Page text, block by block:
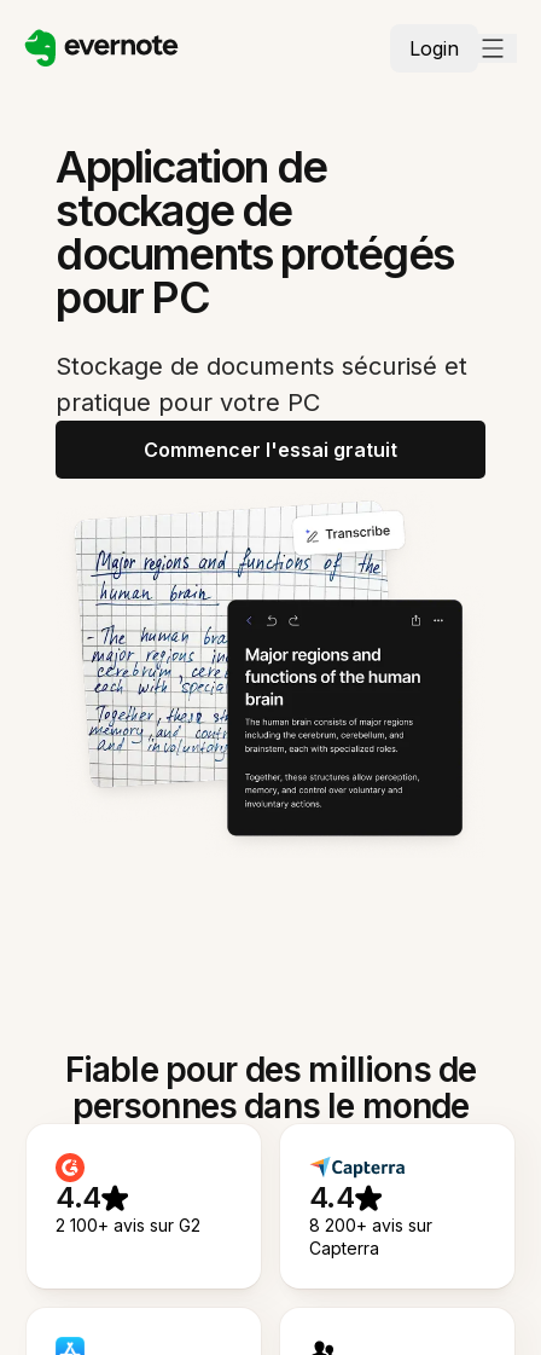
Login
Application de
stockage de
documents protégés
pour PC
Stockage de documents sécurisé et
pratique pour votre PC
Commencer l'essai gratuit
Fiable pour des millions de
personnes dans le monde
4.4
2 100+ avis sur G2
4.4
8 200+ avis sur
Capterra